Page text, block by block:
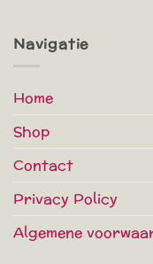
Navigatie
Home
Shop
Contact
Privacy Policy
Algemene